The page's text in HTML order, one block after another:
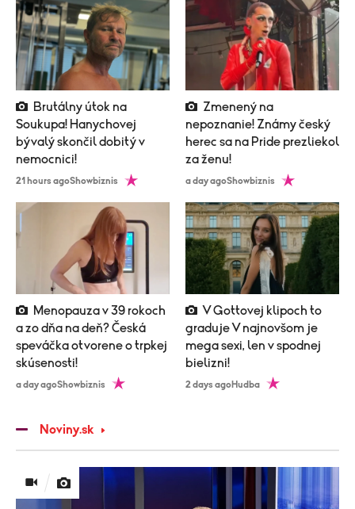
Soukupa! Hanychovej
bývalý skončil dobitý v
nemocnici!
21 hours agoShowbiznis
nepoznanie! Známy český
herec sa na Pride prezliekol
za ženu!
a day agoShowbiznis
a zo dňa na deň? Česká
speváčka otvorene o trpkej
skúsenosti!
a day agoShowbiznis
graduje V najnovšom je
mega sexi, len v spodnej
bielizni!
2 days agoHudba
Noviny.sk